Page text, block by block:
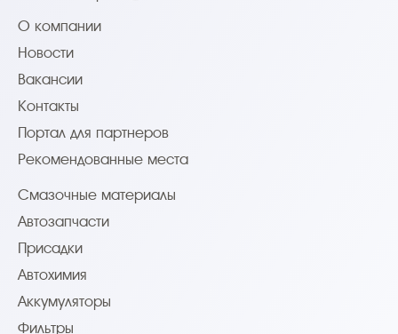
О компании
Новости
Вакансии
Контакты
Портал для партнеров
Рекомендованные места
Смазочные материалы
Автозапчасти
Присадки
Автохимия
Аккумуляторы
Фильтры